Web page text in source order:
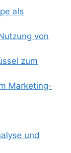
als
von
zum
Marketing-
und